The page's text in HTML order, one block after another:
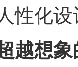
性化
越想